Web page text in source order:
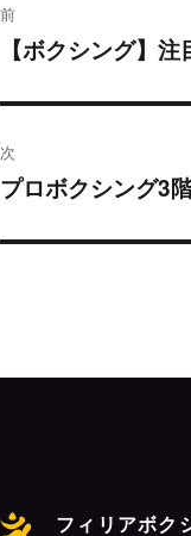
稿
ナ
ビ
ゲ
ー
ン
前
過
投
稿:
【ボクシング】
次
次
プロボクシング3
フィリアボク